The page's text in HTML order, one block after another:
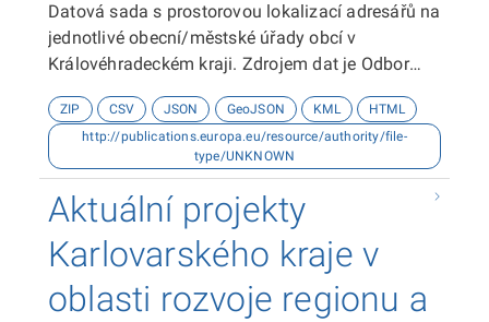
Datová sada s prostorovou lokalizací adresářů na
jednotlivé obecní/městské úřady obcí v
Královéhradeckém kraji. Zdrojem dat je Odbor
Královéhradeckého kraje.
ZIP CSV JSON GeoJSON KML
HTML
http://publications.europa.eu/resource/authority/file-
type/UNKNOWN
Aktuální projekty
Karlovarského kraje v
oblasti rozvoje regionu a